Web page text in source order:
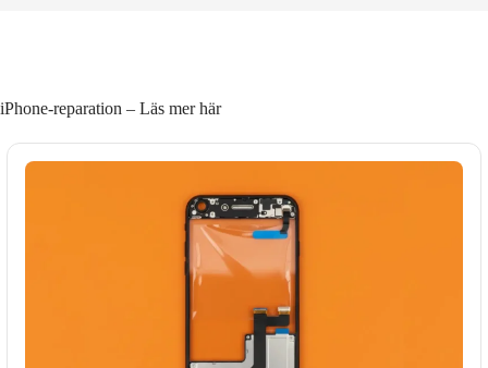
iPhone-reparation – Läs mer här